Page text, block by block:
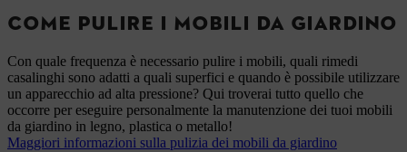
COME PULIRE I MOBILI DA GIARDINO
Con quale frequenza è necessario pulire i mobili, quali rimedi
casalinghi sono adatti a quali superfici e quando è possibile utilizzare
un apparecchio ad alta pressione? Qui troverai tutto quello che
occorre per eseguire personalmente la manutenzione dei tuoi mobili
da giardino in legno, plastica o metallo!
Maggiori informazioni sulla pulizia dei mobili da giardino